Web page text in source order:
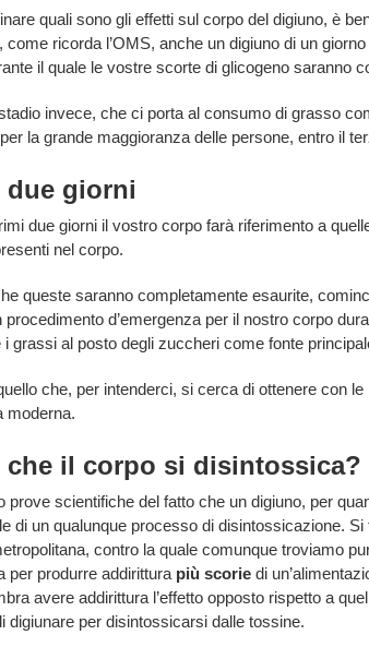
quali sono gli effetti sul corpo del digiuno, è
come ricorda l’OMS, anche un digiuno di un
il quale le vostre scorte di glicogeno saranno
invece, che ci porta al consumo di grasso
la grande maggioranza delle persone, entro il
due giorni
due giorni il vostro corpo farà riferimento a
nel corpo.
queste saranno completamente esaurite,
d’emergenza per il nostro corpo
grassi al posto degli zuccheri come fonte
che, per intenderci, si cerca di ottenere con le
moderna.
che il corpo si disintossica?
prove scientifiche del fatto che un digiuno, per
di un qualunque processo di disintossicazione.
contro la quale comunque troviamo
per produrre addirittura più scoriedi
avere addirittura l’effetto opposto rispetto a
digiunare per disintossicarsi dalle tossine.